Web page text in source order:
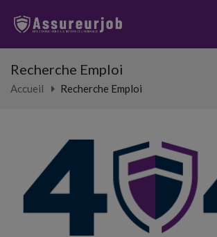
Recherche Emploi
Accueil Recherche Emploi